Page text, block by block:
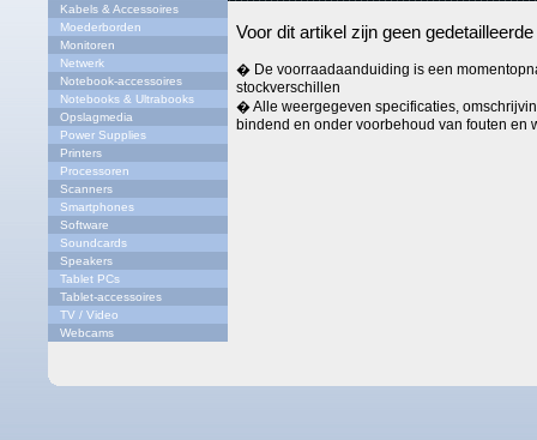
Kabels & Accessoires
Moederborden
Monitoren
Netwerk
Notebook-accessoires
Notebooks & Ultrabooks
Opslagmedia
Power Supplies
Printers
Processoren
Scanners
Smartphones
Software
Soundcards
Speakers
Tablet PCs
Tablet-accessoires
TV / Video
Webcams
Voor dit artikel zijn geen
� De voorraadaanduiding is een
stockverschillen
� Alle weergegeven specificaties,
bindend en onder voorbehoud van fouten en